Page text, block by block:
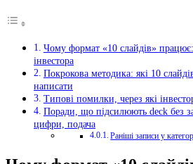
Чому формат «10 слайдів»
інвестора
Покрокова методика: які 10
написати
Типові помилки, через які
Поради, що підсилюють deck без
цифри, подача
Раніші записи у